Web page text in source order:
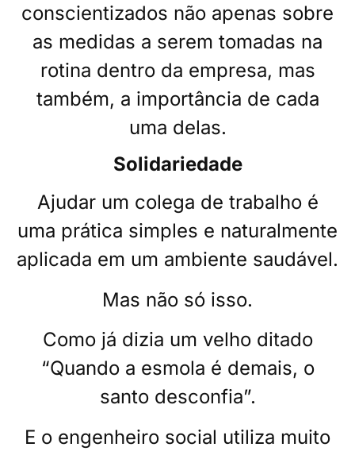
conscientizados não apenas sobre
as medidas a serem tomadas na
rotina dentro da empresa, mas
também, a importância de cada
uma delas.
Solidariedade
Ajudar um colega de trabalho é
uma prática simples e naturalmente
aplicada em um ambiente saudável.
Mas não só isso.
Como já dizia um velho ditado
“Quando a esmola é demais, o
santo desconfia”.
E o engenheiro social utiliza muito